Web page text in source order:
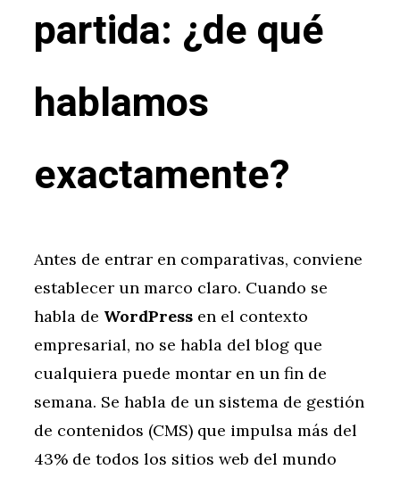
partida: ¿de qué
hablamos
exactamente?
Antes de entrar en comparativas, conviene
establecer un marco claro. Cuando se
habla de WordPress en el contexto
empresarial, no se habla del blog que
cualquiera puede montar en un fin de
semana. Se habla de un sistema de gestión
de contenidos (CMS) que impulsa más del
43% de todos los sitios web del mundo